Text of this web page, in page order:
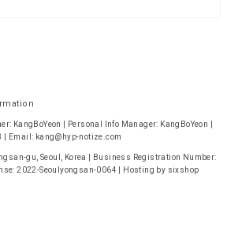
KangBoYeon | Personal Info Manager: KangBoYeon |
| Email: kang@hyp-notize.com
gu, Seoul, Korea | Business Registration Number:
2022-Seoulyongsan-0064 | Hosting by sixshop